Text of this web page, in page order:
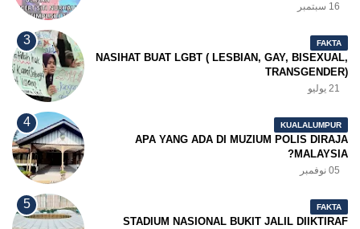
16 سبتمبر
FAKTA
NASIHAT BUAT LGBT ( LESBIAN, GAY, BISEXUAL,
TRANSGENDER)
21 يوليو
KUALALUMPUR
APA YANG ADA DI MUZIUM POLIS DIRAJA
MALAYSIA?
05 نوفمبر
FAKTA
STADIUM NASIONAL BUKIT JALIL DIIKTIRAF